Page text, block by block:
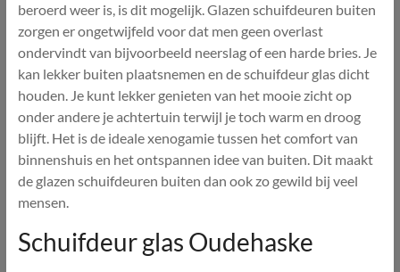
beroerd weer is, is dit mogelijk. Glazen schuifdeuren buiten
zorgen er ongetwijfeld voor dat men geen overlast
ondervindt van bijvoorbeeld neerslag of een harde bries. Je
kan lekker buiten plaatsnemen en de schuifdeur glas dicht
houden. Je kunt lekker genieten van het mooie zicht op
onder andere je achtertuin terwijl je toch warm en droog
blijft. Het is de ideale xenogamie tussen het comfort van
binnenshuis en het ontspannen idee van buiten. Dit maakt
de glazen schuifdeuren buiten dan ook zo gewild bij veel
mensen.
Schuifdeur glas Oudehaske